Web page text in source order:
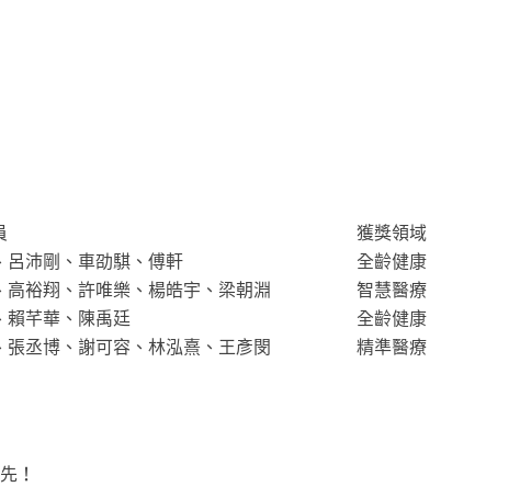
獲獎領域
呂沛剛、車劭騏、傅軒
全齡健康
高裕翔、許唯樂、楊皓宇、梁朝淵
智慧醫療
賴芊華、陳禹廷
全齡健康
張丞博、謝可容、林泓熹、王彥閔 精準醫療
！